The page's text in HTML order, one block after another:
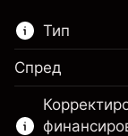
Тип
Этот
торговли
Спред